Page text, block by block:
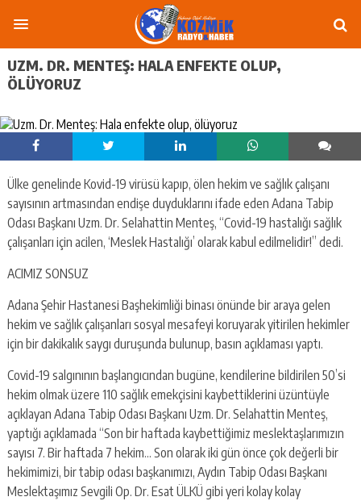
UZM. DR. MENTEŞ: HALA ENFEKTE OLUP,
ÖLÜYORUZ
Ülke genelinde Kovid-19 virüsü kapıp, ölen hekim ve sağlık çalışanı
sayısının artmasından endişe duyduklarını ifade eden Adana Tabip
Odası Başkanı Uzm. Dr. Selahattin Menteş, “Covid-19 hastalığı sağlık
çalışanları için acilen, ‘Meslek Hastalığı’ olarak kabul edilmelidir!” dedi.
ACIMIZ SONSUZ
Adana Şehir Hastanesi Başhekimliği binası önünde bir araya gelen
hekim ve sağlık çalışanları sosyal mesafeyi koruyarak yitirilen hekimler
için bir dakikalık saygı duruşunda bulunup, basın açıklaması yaptı.
Covid-19 salgınının başlangıcından bugüne, kendilerine bildirilen 50’si
hekim olmak üzere 110 sağlık emekçisini kaybettiklerini üzüntüyle
açıklayan Adana Tabip Odası Başkanı Uzm. Dr. Selahattin Menteş,
yaptığı açıklamada “Son bir haftada kaybettiğimiz meslektaşlarımızın
sayısı 7. Bir haftada 7 hekim… Son olarak iki gün önce çok değerli bir
hekimimizi, bir tabip odası başkanımızı, Aydın Tabip Odası Başkanı
Meslektaşımız Sevgili Op. Dr. Esat ÜLKÜ gibi yeri kolay kolay